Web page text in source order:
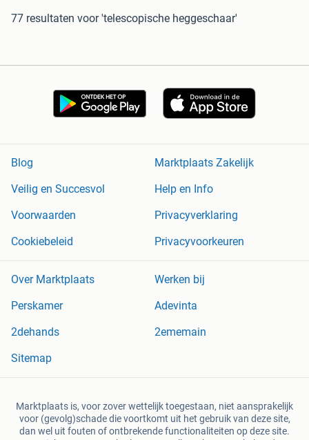
77 resultaten voor 'telescopische heggeschaar'
Blog
Marktplaats Zakelijk
Veilig en Succesvol
Help en Info
Voorwaarden
Privacyverklaring
Cookiebeleid
Privacyvoorkeuren
Over Marktplaats
Werken bij
Perskamer
Adevinta
2dehands
2ememain
Sitemap
Marktplaats is, voor zover wettelijk toegestaan, niet aansprakelijk
voor (gevolg)schade die voortkomt uit het gebruik van deze site,
dan wel uit fouten of ontbrekende functionaliteiten op deze site.